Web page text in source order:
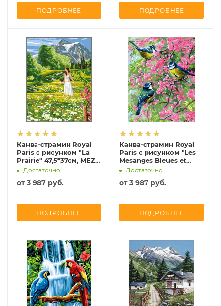
ПОДРОБНЕЕ ПОДРОБНЕЕ
Канва-страмин Royal
Paris с рисунком "La
Prairie" 47,5*37см, MEZ
Венгрия, 9880132-00203
Достаточно
от3 987 руб.
ПОДРОБНЕЕ
Канва-страмин Royal
Paris с рисунком "Les
Mesanges Bleues et
les...", MEZ Венгрия,
9880132-00167
Достаточно
от3 987 руб.
ПОДРОБНЕЕ